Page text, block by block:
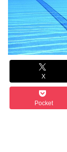
X
Pocket